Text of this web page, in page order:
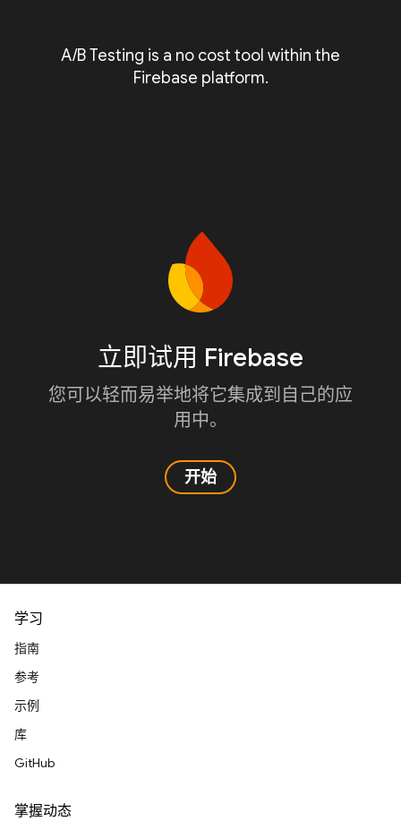
A/B Testing is a no cost tool within the
Firebase platform.
立即试用 Firebase
您可以轻而易举地将它集成到自己的应
用中。
开始
学习
指南
参考
示例
库
GitHub
掌握动态